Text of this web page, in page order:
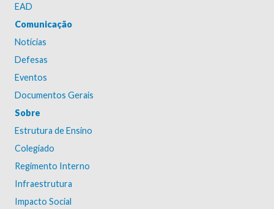
EAD
Comunicação
Notícias
Defesas
Eventos
Documentos Gerais
Sobre
Estrutura de Ensino
Colegiado
Regimento Interno
Infraestrutura
Impacto Social